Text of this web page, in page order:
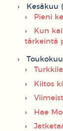
Kesäkuu
Pieni
Kun
tärkeintä
Kiitos
Hae